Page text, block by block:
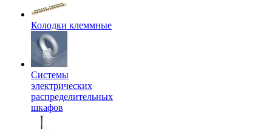
Колодки клеммные
Системы
электрических
распределительных
шкафов